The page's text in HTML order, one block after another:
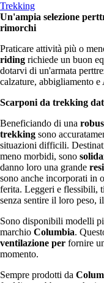
Trekking
Un'ampia selezione
rimorchi
Praticare attività più o
riding richiede un buon
dotarvi di un'armata
calzature, abbigliamento
Scarponi da trekking
Beneficiando di una
trekking sono
situazioni difficili.
meno morbidi, sono
danno loro una grande
sono anche incorporati in
ferita. Leggeri e flessibili,
senza sentire il loro peso,
Sono disponibili modelli
marchio Columbia.
ventilazione per fornire
momento.
Sempre prodotti da